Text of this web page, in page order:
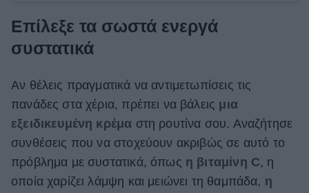
Επίλεξε τα σωστά ενεργά
συστατικά
Αν θέλεις πραγματικά να αντιμετωπίσεις τις
πανάδες στα χέρια, πρέπει να βάλεις μια
εξειδικευμένη κρέμα στη ρουτίνα σου. Αναζήτησε
συνθέσεις που να στοχεύουν ακριβώς σε αυτό το
πρόβλημα με συστατικά, όπως η βιταμίνη C, η
οποία χαρίζει λάμψη και μειώνει τη θαμπάδα, η